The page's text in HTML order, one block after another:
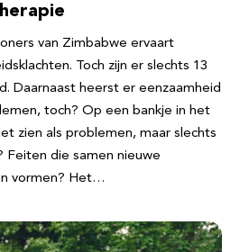
van Zimbabwe ervaart
Toch zijn er slechts 13
Daarnaast heerst er eenzaamheid
toch? Op een bankje in het
zien als problemen, maar slechts
Feiten die samen nieuwe
vormen? Het…